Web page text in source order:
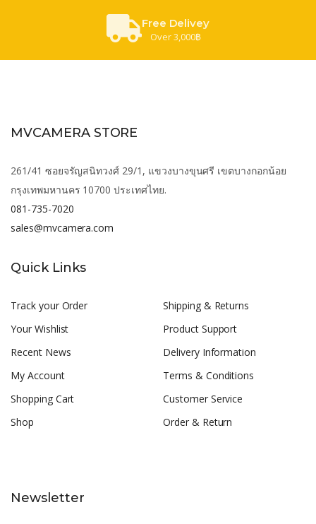
Free Delivey
Over 3,000฿
MVCAMERA STORE
261/41 ซอยจรัญสนิทวงศ์ 29/1, แขวงบางขุนศรี เขตบางกอกน้อย
กรุงเทพมหานคร 10700 ประเทศไทย.
081-735-7020
sales@mvcamera.com
Quick Links
Track your Order
Your Wishlist
Recent News
My Account
Shopping Cart
Shop
Shipping & Returns
Product Support
Delivery Information
Terms & Conditions
Customer Service
Order & Return
Newsletter